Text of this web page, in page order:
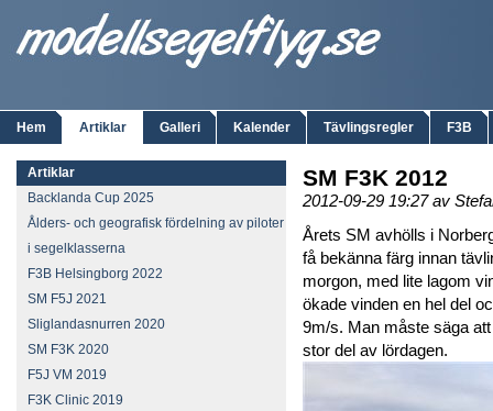
Hem Artiklar Galleri Kalender Tävlingsregler F3B
Artiklar
Backlanda Cup 2025
Ålders- och geografisk fördelning av piloter
i segelklasserna
F3B Helsingborg 2022
SM F5J 2021
Sliglandasnurren 2020
SM F3K 2020
F5J VM 2019
F3K Clinic 2019
SM F3K 2012
2012-09-29 19:27 av
Årets SM avhölls i
få bekänna färg innan
morgon, med lite lagom
ökade vinden en hel del
9m/s. Man måste säga
stor del av lördagen.